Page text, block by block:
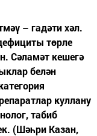
– гадәти хәл.
төрле
Сәламәт кешегә
белән
куллану
табиб
(Шәһри Казан,